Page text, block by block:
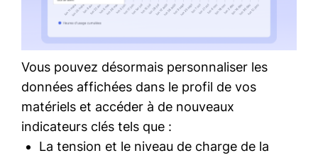
Vous pouvez désormais personnaliser les
données affichées dans le profil de vos
matériels et accéder à de nouveaux
indicateurs clés tels que :
La tension et le niveau de charge de la